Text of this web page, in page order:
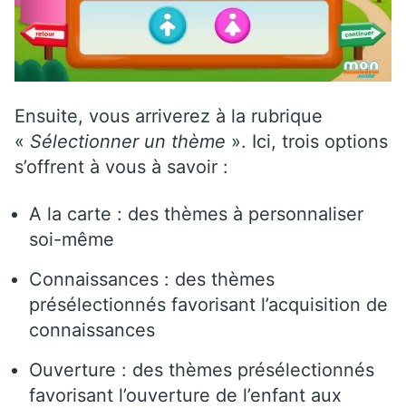
Ensuite, vous arriverez à la rubrique
« Sélectionner un thème ». Ici, trois options
s’offrent à vous à savoir :
A la carte : des thèmes à personnaliser
soi-même
Connaissances : des thèmes
présélectionnés favorisant l’acquisition de
connaissances
Ouverture : des thèmes présélectionnés
favorisant l’ouverture de l’enfant aux